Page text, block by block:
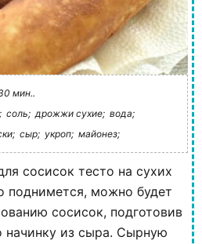
мин..
соль; дрожжи сухие; вода;
сыр; укроп; майонез;
сосисок тесто на сухих
поднимется, можно будет
сосисок, подготовив
начинку из сыра. Сырную